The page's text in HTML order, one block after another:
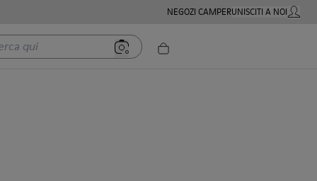
NEGOZI CAMPERUNISCITI A NOIMIO
qui